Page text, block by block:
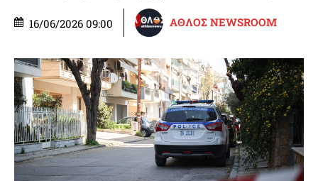
16/06/2026 09:00 ΑΘΛΟΣ NEWSROOM